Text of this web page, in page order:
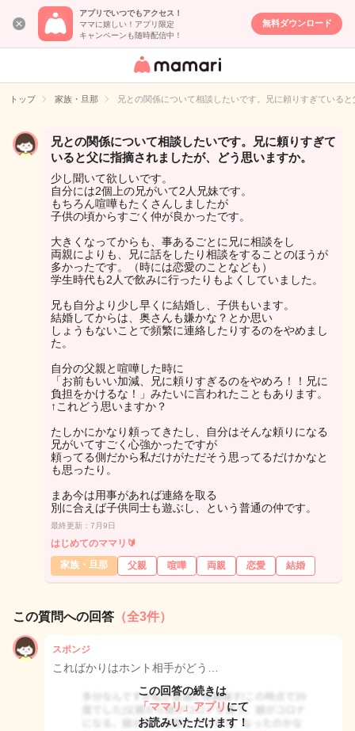
アプリでいつでもアクセス！
ママに嬉しい！アプリ限定
キャンペーンも随時配信中！
無料ダウンロード
女性専用匿名QA
イト
トップ 家族・旦那 兄との関係について相談したいです。兄に頼りすぎている
兄との関係について相談したいです。兄に頼りすぎて
いると父に指摘されましたが、どう思いますか。
少し聞いて欲しいです。
自分には2個上の兄がいて2人兄妹です。
もちろん喧嘩もたくさんしましたが
子供の頃からすごく仲が良かったです。
大きくなってからも、事あるごとに兄に相談をし
両親によりも、兄に話をしたり相談をすることのほうが
多かったです。（時には恋愛のことなども）
学生時代も2人で飲みに行ったりもよくしていました。
兄も自分より少し早くに結婚し、子供もいます。
結婚してからは、奥さんも嫌かな？とか思い
しょうもないことで頻繁に連絡したりするのをやめまし
た。
自分の父親と喧嘩した時に
「お前もいい加減、兄に頼りすぎるのをやめろ！！兄に
負担をかけるな！」みたいに言われたこともあります。
↑これどう思いますか？
たしかにかなり頼ってきたし、自分はそんな頼りになる
兄がいてすごく心強かったですが
頼ってる側だから私だけがただそう思ってるだけかなと
も思ったり。
まあ今は用事があれば連絡を取る
別に合えば子供同士も遊ぶし、という普通の仲です。
最終更新：7月9日
はじめてのママリ🔰
家族・旦那
父親 喧嘩 両親 恋愛 結婚
この質問への回答 （全3件）
スポンジ
こればかりはホント相手がどう…
この回答の続きは
「ママリ」アプリ にて
お読みいただけます！